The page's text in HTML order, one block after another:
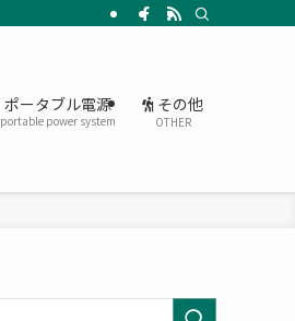
ポータブル電源
portable power system
その他
OTHER